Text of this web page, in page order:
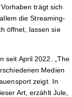
trägt sich
die Streaming-
öffnet, lassen sie
seit April 2022. „The
Medien
zeigt. In
Art, erzählt Jule,